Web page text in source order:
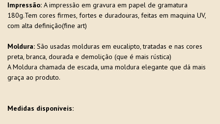
Impressão: A impressão em gravura em papel de gramatura
180g.Tem cores firmes, fortes e duradouras, feitas em maquina UV,
com alta definição(fine art)
Moldura: São usadas molduras em eucalipto, tratadas e nas cores
preta, branca, dourada e demolição (que é mais rústica)
A Moldura chamada de escada, uma moldura elegante que dá mais
graça ao produto.
Medidas disponíveis: